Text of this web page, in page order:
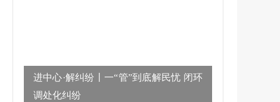
进中心·解纠纷丨一“管”到底解民忧 闭环
调处化纠纷